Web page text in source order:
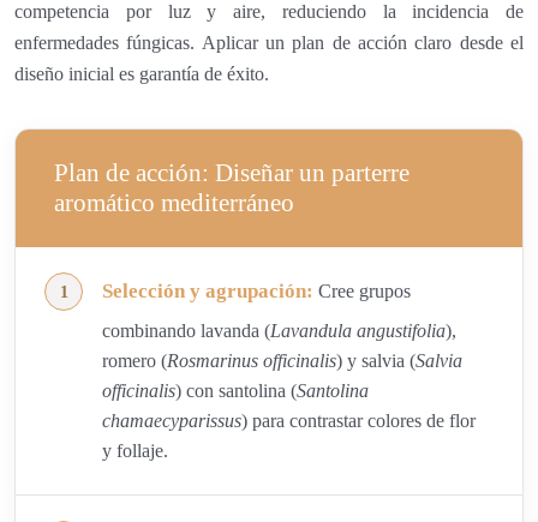
competencia por luz y aire, reduciendo la incidencia de
enfermedades fúngicas. Aplicar un plan de acción claro desde el
diseño inicial es garantía de éxito.
Plan de acción: Diseñar un parterre
aromático mediterráneo
Selección y agrupación: Cree grupos
combinando lavanda (Lavandula angustifolia),
romero (Rosmarinus officinalis) y salvia (Salvia
officinalis) con santolina (Santolina
chamaecyparissus) para contrastar colores de flor
y follaje.